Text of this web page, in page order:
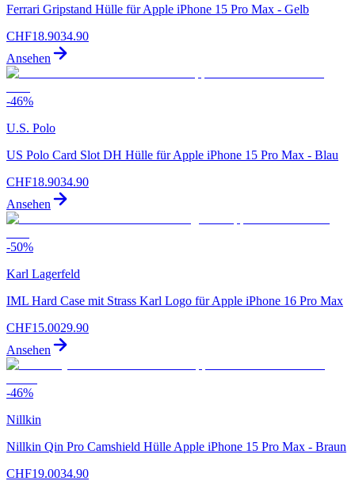
Ferrari Gripstand Hülle für Apple iPhone 15 Pro Max - Gelb
CHF18.9034.90
Ansehen
-46%
U.S. Polo
US Polo Card Slot DH Hülle für Apple iPhone 15 Pro Max - Blau
CHF18.9034.90
Ansehen
-50%
Karl Lagerfeld
IML Hard Case mit Strass Karl Logo für Apple iPhone 16 Pro Max
CHF15.0029.90
Ansehen
-46%
Nillkin
Nillkin Qin Pro Camshield Hülle Apple iPhone 15 Pro Max - Braun
CHF19.0034.90